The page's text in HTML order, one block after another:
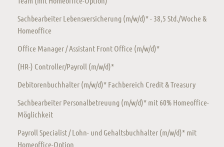
Sachbearbeiter Lebensversicherung (m/w/d)* - 38,5 Std./Woche &
Homeoffice
Office Manager / Assistant Front Office (m/w/d)*
(HR-) Controller/Payroll (m/w/d)*
Debitorenbuchhalter (m/w/d)* Fachbereich Credit & Treasury
Sachbearbeiter Personalbetreuung (m/w/d)* mit 60% Homeoffice-
Möglichkeit
Payroll Specialist / Lohn- und Gehaltsbuchhalter (m/w/d)* mit
Homeoffice-Option